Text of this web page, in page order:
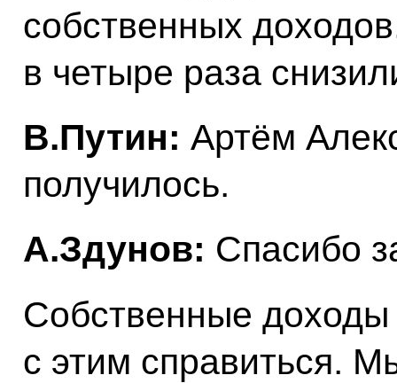
собственных
в четыре раза
В.Путин: Артём
получилось.
А.Здунов: Спасибо
Собственные
с этим справиться.